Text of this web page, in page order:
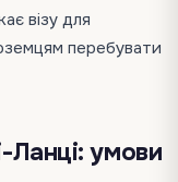
візу для
перебувати
Ланці: умови